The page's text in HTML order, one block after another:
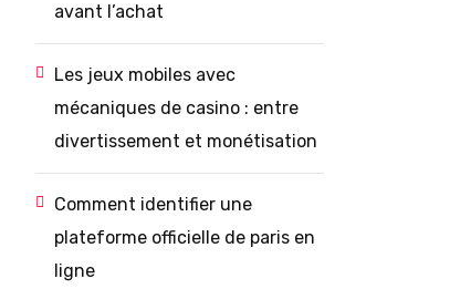
avant l’achat
Les jeux mobiles avec
mécaniques de casino : entre
divertissement et monétisation
Comment identifier une
plateforme officielle de paris en
ligne